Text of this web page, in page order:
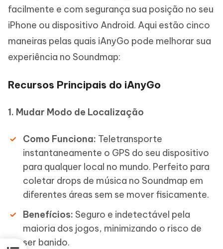
facilmente e com segurança sua posição no seu
iPhone ou dispositivo Android. Aqui estão cinco
maneiras pelas quais iAnyGo pode melhorar sua
experiência no Soundmap:
Recursos Principais do iAnyGo
1. Mudar Modo de Localização
Como Funciona: Teletransporte
instantaneamente o GPS do seu dispositivo
para qualquer local no mundo. Perfeito para
coletar drops de música no Soundmap em
diferentes áreas sem se mover fisicamente.
Benefícios: Seguro e indetectável pela
maioria dos jogos, minimizando o risco de
ser banido.